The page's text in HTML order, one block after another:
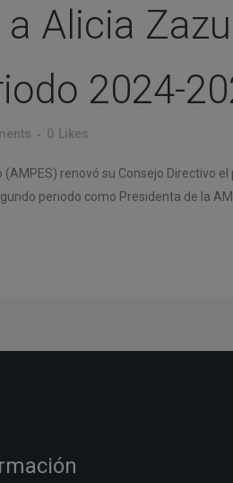
a Alicia
2024-
0 Likes
renovó su Consejo Directivo
periodo como Presidenta de la